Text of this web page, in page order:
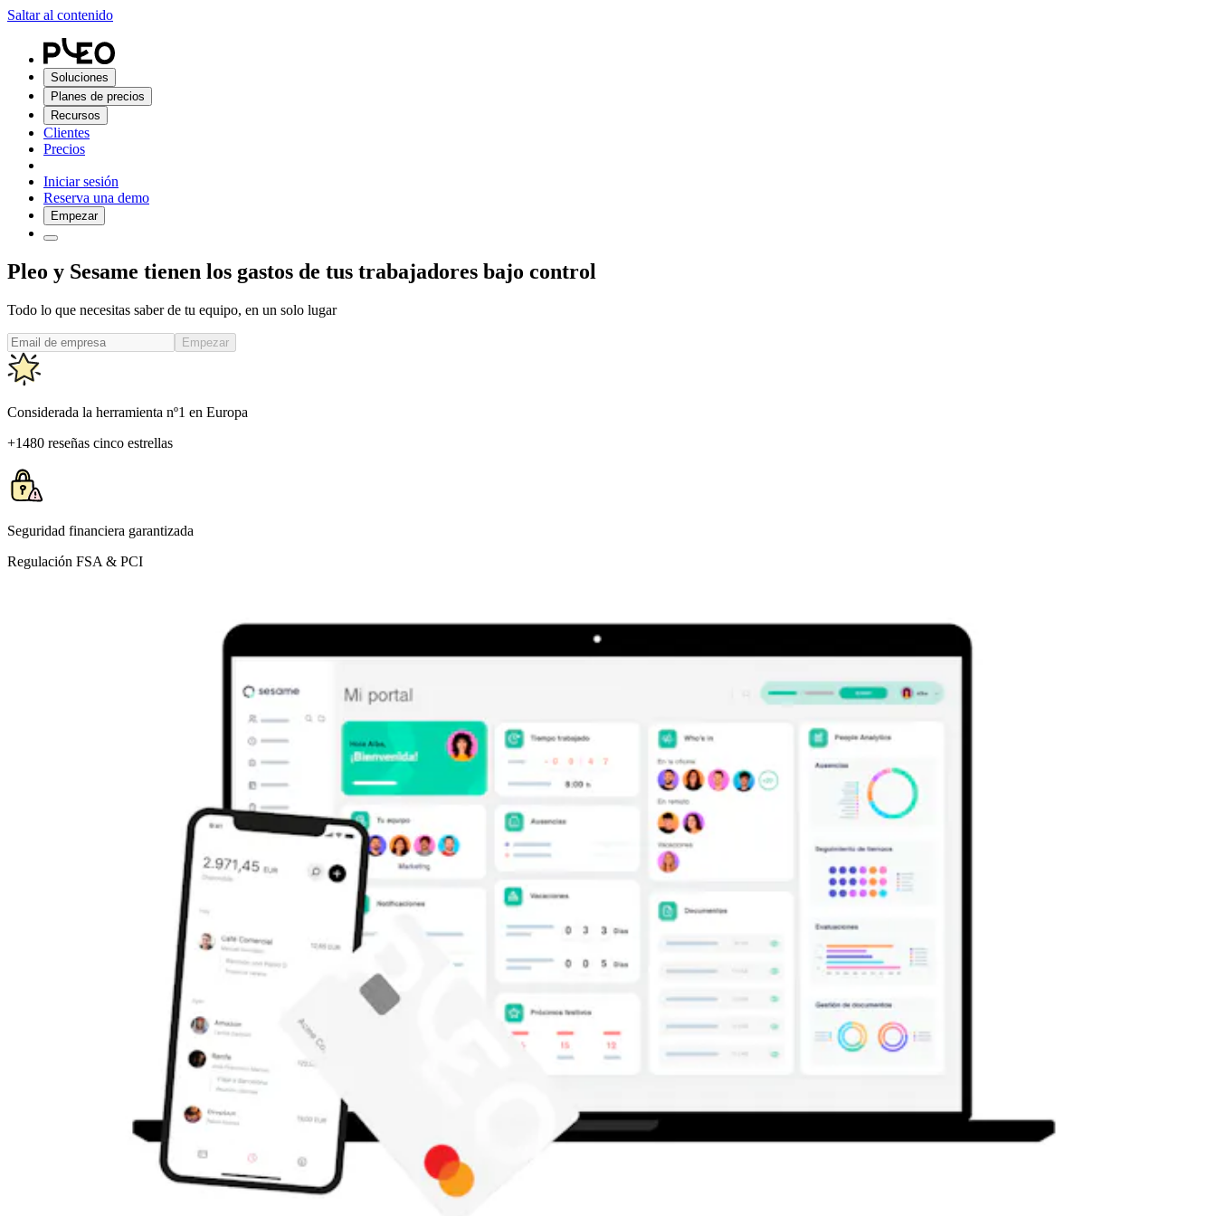
Saltar al contenido
Soluciones
Planes de precios
Recursos
Clientes
Precios
Iniciar sesión
Reserva una demo
Empezar
Pleo y Sesame tienen los gastos de tus trabajadores bajo control
Todo lo que necesitas saber de tu equipo, en un solo lugar
Empezar
Considerada la herramienta nº1 en Europa
+1480 reseñas cinco estrellas
Seguridad financiera garantizada
Regulación FSA & PCI